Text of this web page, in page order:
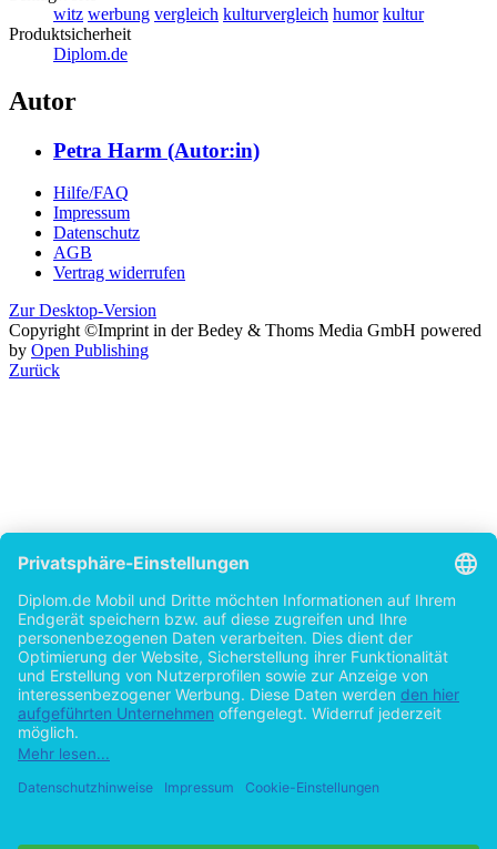
witz werbung vergleich kulturvergleich humor kultur
Produktsicherheit
Diplom.de
Autor
Petra Harm (Autor:in)
Hilfe/FAQ
Impressum
Datenschutz
AGB
Vertrag widerrufen
Zur Desktop-Version
Copyright ©Imprint in der Bedey & Thoms Media GmbH powered
by Open Publishing
Zurück